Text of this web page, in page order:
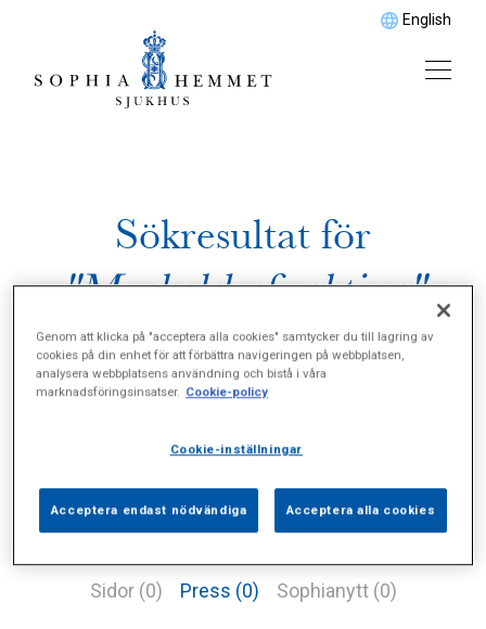
English
Sökresultat för
"Muskeldysfunktion"
Sidor (0) Press (0) Sophianytt (0)
Genom att klicka på "acceptera alla cookies" samtycker du till lagring av
cookies på din enhet för att förbättra navigeringen på webbplatsen,
analysera webbplatsens användning och bistå i våra
marknadsföringsinsatser. Cookie-policy
Cookie-inställningar
Acceptera endast nödvändiga Acceptera alla cookies